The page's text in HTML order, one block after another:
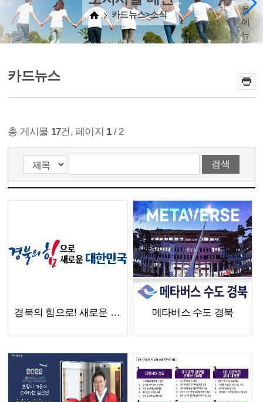
음
메
뉴
카드뉴스>소식
카드뉴스
총 게시물 17건, 페이지 1/ 2
경북의 힘으로! 새로운 대한민국 메타버스 수도 경북